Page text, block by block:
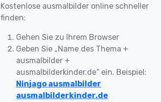
Kostenlose ausmalbilder online schneller
finden:
Gehen Sie zu Ihrem Browser
Geben Sie „Name des Thema +
ausmalbilder +
ausmalbilderkinder.de“ ein. Beispiel:
Ninjago ausmalbilder
ausmalbilderkinder.de